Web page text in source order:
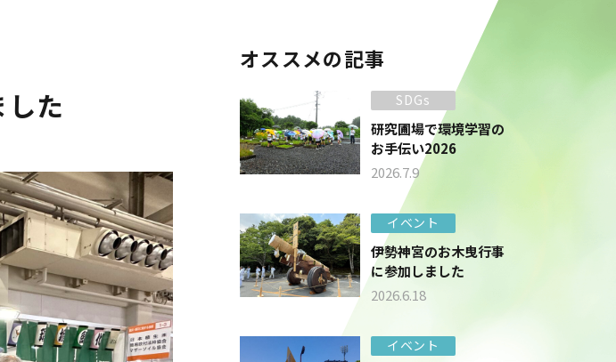
た
オススメの記事
SDGs
研究圃場で環境学習の
お手伝い2026
2026.7.9
イベント
伊勢神宮のお木曳行事
に参加しました
2026.6.18
イベント